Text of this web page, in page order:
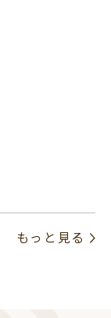
もっと見る